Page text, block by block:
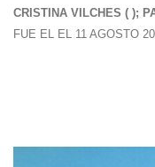
CRISTINA VILCHES ( );
FUE EL EL 11 AGOSTO